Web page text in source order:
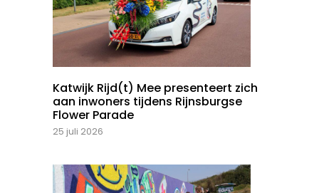
Katwijk Rijd(t) Mee presenteert zich
aan inwoners tijdens Rijnsburgse
Flower Parade
25 juli 2026